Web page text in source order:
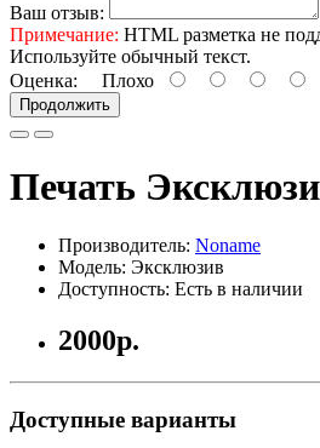
Ваш отзыв:
Примечание: HTML разметка не
Используйте обычный текст.
Оценка: Плохо
Продолжить
Печать
Производитель: Noname
Модель: Эксклюзив
Доступность: Есть в наличии
2000р.
Доступные варианты